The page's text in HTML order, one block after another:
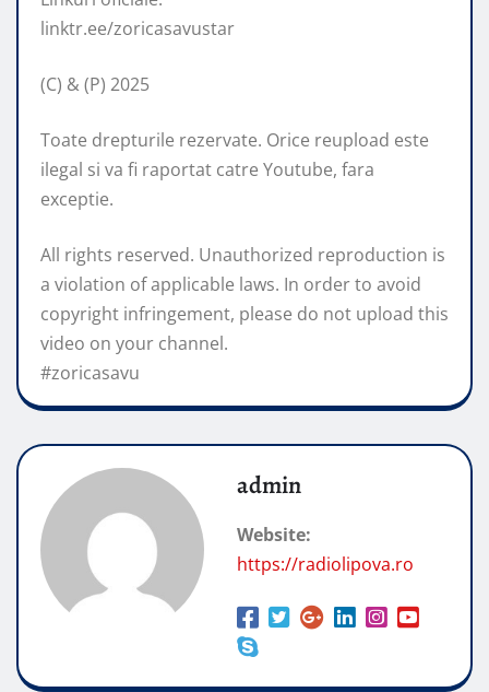
linktr.ee/zoricasavustar
(C) & (P) 2025
Toate drepturile rezervate. Orice reupload este
ilegal si va fi raportat catre Youtube, fara
exceptie.
All rights reserved. Unauthorized reproduction is
a violation of applicable laws. In order to avoid
copyright infringement, please do not upload this
video on your channel.
#zoricasavu
admin
Website:
https://radiolipova.ro